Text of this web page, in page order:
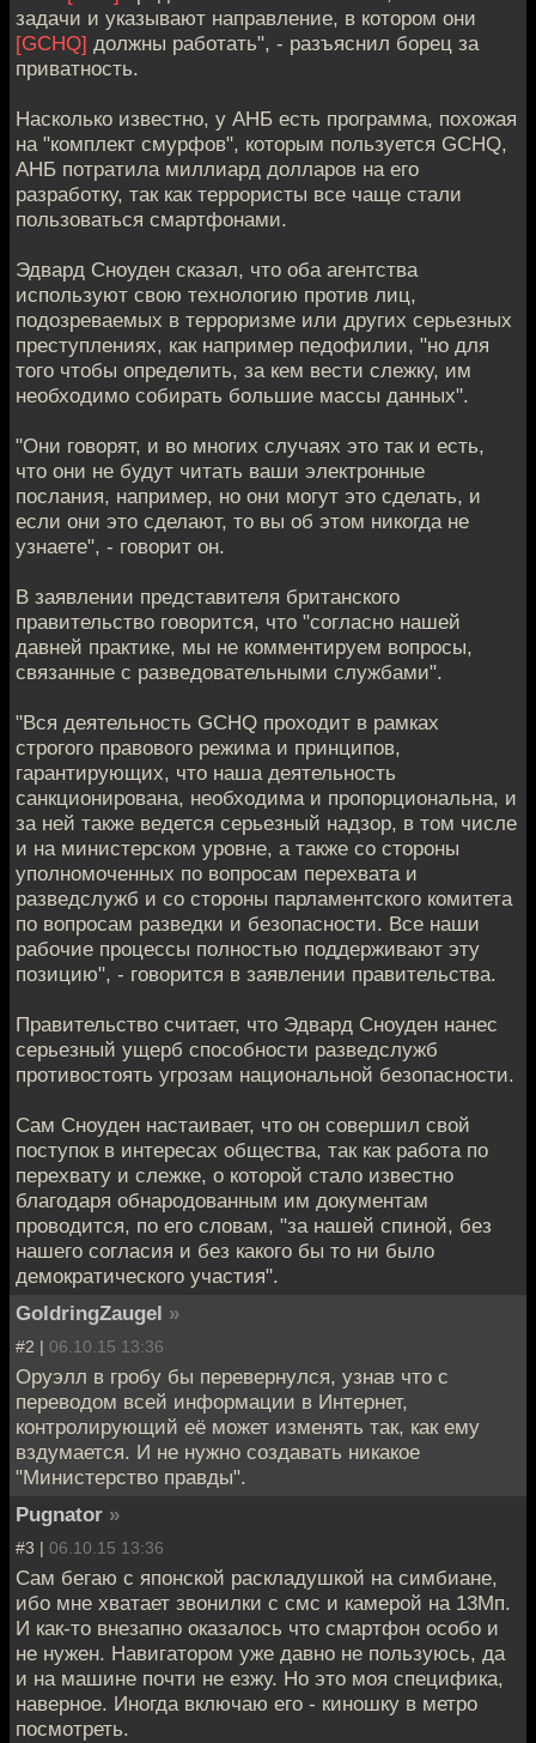
задачи и указывают направление, в котором они
[GCHQ] должны работать", - разъяснил борец за
приватность.
Насколько известно, у АНБ есть программа, похожая
на "комплект смурфов", которым пользуется GCHQ,
АНБ потратила миллиард долларов на его
разработку, так как террористы все чаще стали
пользоваться смартфонами.
Эдвард Сноуден сказал, что оба агентства
используют свою технологию против лиц,
подозреваемых в терроризме или других серьезных
преступлениях, как например педофилии, "но для
того чтобы определить, за кем вести слежку, им
необходимо собирать большие массы данных".
"Они говорят, и во многих случаях это так и есть,
что они не будут читать ваши электронные
послания, например, но они могут это сделать, и
если они это сделают, то вы об этом никогда не
узнаете", - говорит он.
В заявлении представителя британского
правительство говорится, что "согласно нашей
давней практике, мы не комментируем вопросы,
связанные с разведовательными службами".
"Вся деятельность GCHQ проходит в рамках
строгого правового режима и принципов,
гарантирующих, что наша деятельность
санкционирована, необходима и пропорциональна, и
за ней также ведется серьезный надзор, в том числе
и на министерском уровне, а также со стороны
уполномоченных по вопросам перехвата и
разведслужб и со стороны парламентского комитета
по вопросам разведки и безопасности. Все наши
рабочие процессы полностью поддерживают эту
позицию", - говорится в заявлении правительства.
Правительство считает, что Эдвард Сноуден нанес
серьезный ущерб способности разведслужб
противостоять угрозам национальной безопасности.
Сам Сноуден настаивает, что он совершил свой
поступок в интересах общества, так как работа по
перехвату и слежке, о которой стало известно
благодаря обнародованным им документам
проводится, по его словам, "за нашей спиной, без
нашего согласия и без какого бы то ни было
демократического участия".
GoldringZaugel »
#2 | 06.10.15 13:36
Оруэлл в гробу бы перевернулся, узнав что с
переводом всей информации в Интернет,
контролирующий её может изменять так, как ему
вздумается. И не нужно создавать никакое
"Министерство правды".
Pugnator »
#3 | 06.10.15 13:36
Сам бегаю с японской раскладушкой на симбиане,
ибо мне хватает звонилки с смс и камерой на 13Мп.
И как-то внезапно оказалось что смартфон особо и
не нужен. Навигатором уже давно не пользуюсь, да
и на машине почти не езжу. Но это моя специфика,
наверное. Иногда включаю его - киношку в метро
посмотреть.